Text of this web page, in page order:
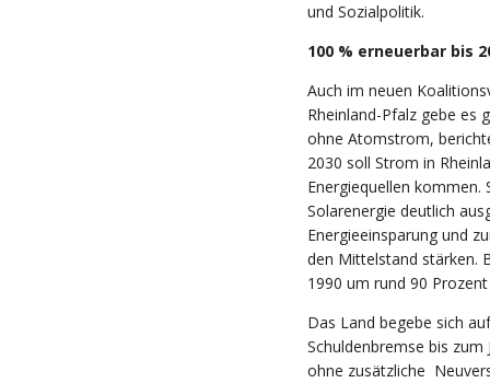
und Sozialpolitik.
100 % erneuerbar bis
Auch im neuen
Rheinland-Pfalz gebe es
ohne Atomstrom,
2030 soll Strom in
Energiequellen
Solarenergie deutlich
Energieeinsparung und
den Mittelstand stärken.
1990 um rund 90
Das Land begebe sich
Schuldenbremse bis
ohne zusätzliche